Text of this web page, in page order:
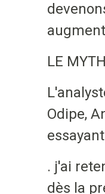
LE
Odipe,
. j'ai
dès la